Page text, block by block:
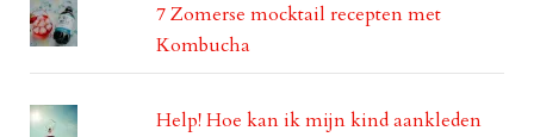
7 Zomerse mocktail recepten met
Kombucha
Help! Hoe kan ik mijn kind aankleden